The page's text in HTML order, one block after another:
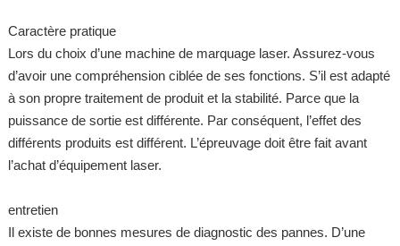
Caractère pratique
Lors du choix d’une machine de marquage laser. Assurez-vous
d’avoir une compréhension ciblée de ses fonctions. S’il est adapté
à son propre traitement de produit et la stabilité. Parce que la
puissance de sortie est différente. Par conséquent, l’effet des
différents produits est différent. L’épreuvage doit être fait avant
l’achat d’équipement laser.
entretien
Il existe de bonnes mesures de diagnostic des pannes. D’une